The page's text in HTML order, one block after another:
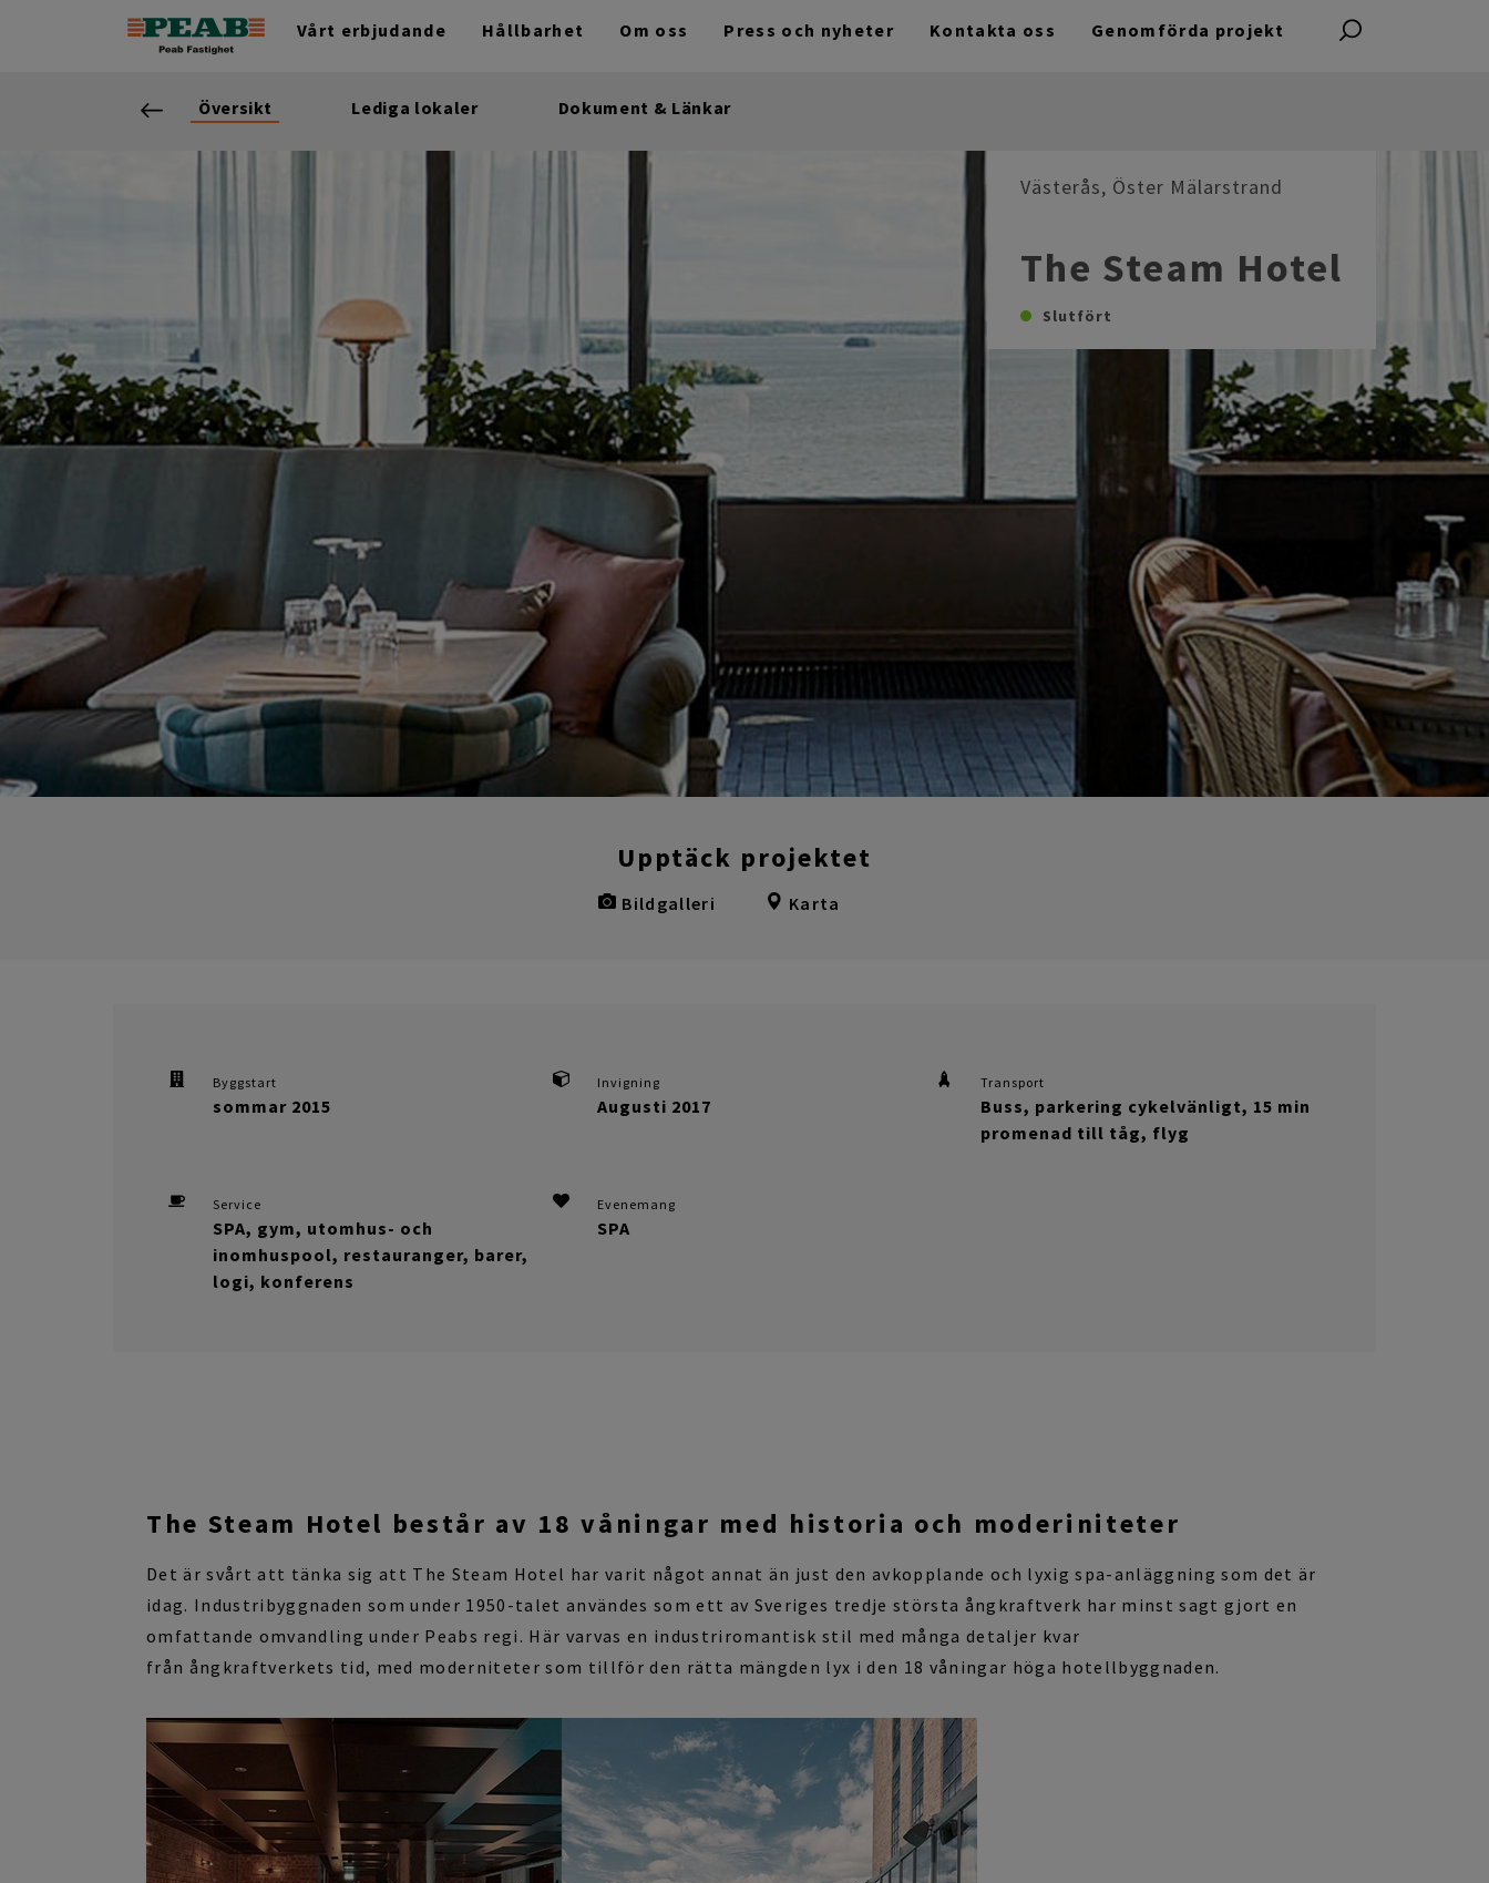
Vårt erbjudande Hållbarhet Om oss Press och nyheter Kontakta oss Genomförda projekt
Översikt Lediga lokaler Dokument & Länkar
Västerås, Öster Mälarstrand
The Steam Hotel
Slutfört
Upptäck projektet
Bildgalleri Karta
Byggstart
sommar 2015
Invigning
Augusti 2017
Transport
Buss, parkering cykelvänligt, 15 min
promenad till tåg, flyg
Service
SPA, gym, utomhus- och
inomhuspool, restauranger, barer,
logi, konferens
Evenemang
SPA
The Steam Hotel består av 18 våningar med historia och moderiniteter
Det är svårt att tänka sig att The Steam Hotel har varit något annat än just den avkopplande och lyxig spa-anläggning som det är
idag. Industribyggnaden som under 1950-talet användes som ett av Sveriges tredje största ångkraftverk har minst sagt gjort en
omfattande omvandling under Peabs regi . Här varvas en industriromantisk stil med många detaljer kvar
från ång kraftverkets tid, med moderniteter som tillför den rätta mängden lyx i den 18 våningar höga hotellbyggnaden.